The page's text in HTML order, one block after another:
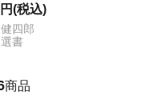
(税込)
四郎
書
商品